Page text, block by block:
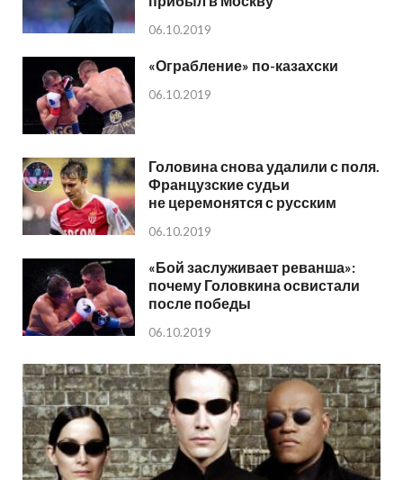
06.10.2019
«Ограбление» по-казахски
06.10.2019
Головина снова удалили с поля.
Французские судьи
не церемонятся с русским
06.10.2019
«Бой заслуживает реванша»:
почему Головкина освистали
после победы
06.10.2019